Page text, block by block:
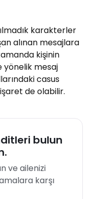
karakterler
alınan mesajlara
kişinin
yönelik mesaj
casus
de olabilir.
bulun
ve ailenizi
karşı